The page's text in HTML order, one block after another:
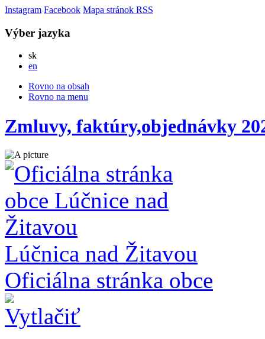
Instagram Facebook Mapa stránok RSS
Výber jazyka
skSlovensky
en
Rovno na obsah
Rovno na menu
Zmluvy, faktúry,objednávky
Lúčnica nad Žitavou
Oficiálna stránka obce